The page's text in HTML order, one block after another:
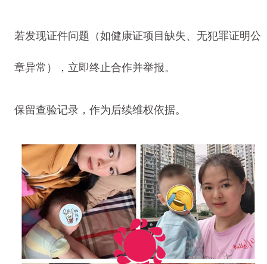
若发现证件问题（如健康证项目缺失、无犯罪证明公
章异常），立即终止合作并举报。
保留查验记录，作为后续维权依据。